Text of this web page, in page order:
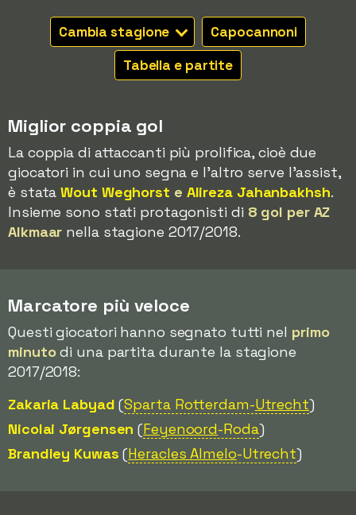
Cambia stagione
Capocannoni
Tabella e partite
Miglior coppia gol
La coppia di attaccanti più prolifica, cioè due
giocatori in cui uno segna e l'altro serve l'assist,
è stataWout Weghorst e Alireza Jahanbakhsh.
Insieme sono stati protagonisti di 8 gol per AZ
Alkmaar nella stagione 2017/2018.
Marcatore più veloce
Questi giocatori hanno segnato tutti nel primo
minutodi una partita durante la stagione
2017/2018:
Zakaria Labyad (Sparta Rotterdam-Utrecht)
Nicolai Jørgensen (Feyenoord-Roda)
Brandley Kuwas (Heracles Almelo-Utrecht)